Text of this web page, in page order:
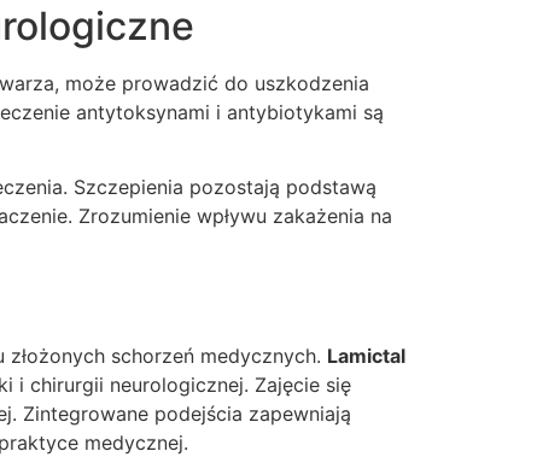
może prowadzić do uszkodzenia
antytoksynami i antybiotykami są
Szczepienia pozostają podstawą
Zrozumienie wpływu zakażenia na
schorzeń medycznych. Lamictal
i chirurgii neurologicznej. Zajęcie się
Zintegrowane podejścia zapewniają
medycznej.